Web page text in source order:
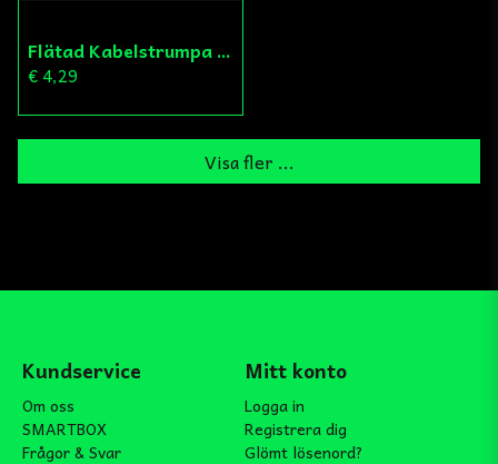
Flätad Kabelstrumpa 8mm
€ 4,29
Visa fler ...
Kundservice
Om oss
SMARTBOX
Frågor & Svar
Mitt konto
Logga in
Registrera dig
Glömt lösenord?